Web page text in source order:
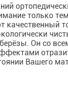
только
качественный
Он со
Вашего